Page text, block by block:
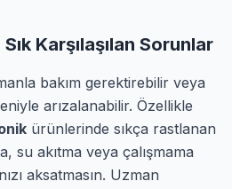
Karşılaşılan Sorunlar
bakım gerektirebilir veya
arızalanabilir. Özellikle
ürünlerinde sıkça rastlanan
su akıtma veya çalışmama
aksatmasın. Uzman